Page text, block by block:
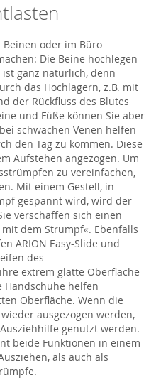
Beinen oder im Büro
Die Beine hochlegen
ganz natürlich, denn
das Hochlagern, z.B. mit
der Rückfluss des Blutes
und Füße können Sie aber
schwachen Venen helfen
den Tag zu kommen. Diese
Aufstehen angezogen. Um
zu vereinfachen,
Mit einem Gestell, in
gespannt wird, wird der
verschaffen sich einen
dem Strumpf«. Ebenfalls
ARION Easy-Slide und
des
extrem glatte Oberfläche
Handschuhe helfen
Oberfläche. Wenn die
ausgezogen werden,
genutzt werden.
beide Funktionen in einem
als auch als